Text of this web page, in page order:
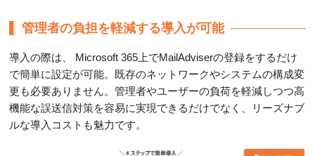
管理者の負担を軽減する導入が可能
導入の際は、 Microsoft 365上でMailAdviserの登録をするだけ
で簡単に設定が可能。既存のネットワークやシステムの構成変
更も必要ありません。管理者やユーザーの負荷を軽減しつつ高
機能な誤送信対策を容易に実現できるだけでなく、リーズナブ
ルな導入コストも魅力です。